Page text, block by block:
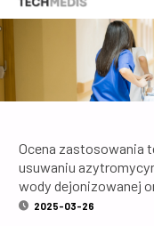
Ocena zastosowania
usuwaniu
wody dejonizowanej
2025-03-26